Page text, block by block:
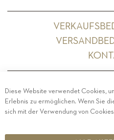
PRIVACY-
Diese Website verwendet Cookies,
Erlebnis zu ermöglichen. Wenn Sie
sich mit der Verwendung von